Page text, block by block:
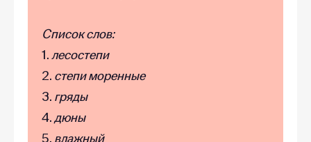
Список слов:
1.лесостепи
2. степи моренные
3. гряды
4.дюны
5. влажный